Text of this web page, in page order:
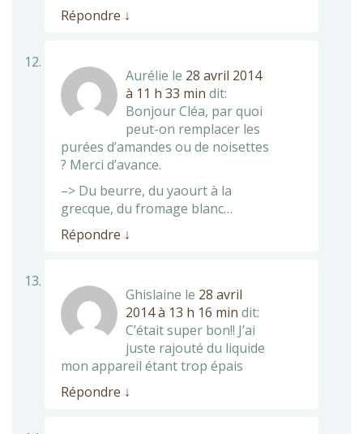
Répondre ↓
Aurélie le 28 avril 2014
à 11 h 33 min dit:
Bonjour Cléa, par quoi
peut-on remplacer les
purées d’amandes ou de noisettes
? Merci d’avance.
–> Du beurre, du yaourt à la
grecque, du fromage blanc…
Répondre ↓
Ghislaine le 28 avril
2014 à 13 h 16 min dit:
C’était super bon!! J’ai
juste rajouté du liquide
mon appareil étant trop épais
Répondre ↓